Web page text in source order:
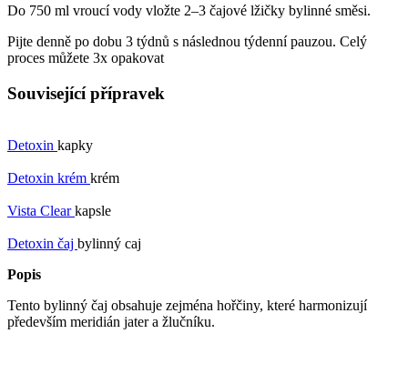
Do 750 ml vroucí vody vložte 2–3 čajové lžičky bylinné směsi.
Pijte denně po dobu 3 týdnů s následnou týdenní pauzou. Celý
proces můžete 3x opakovat
Související přípravek
Detoxin kapky
Detoxin krém krém
Vista Clearkapsle
Detoxin čaj bylinný caj
Popis
Tento bylinný čaj obsahuje zejména hořčiny, které harmonizují
především meridián jater a žlučníku.